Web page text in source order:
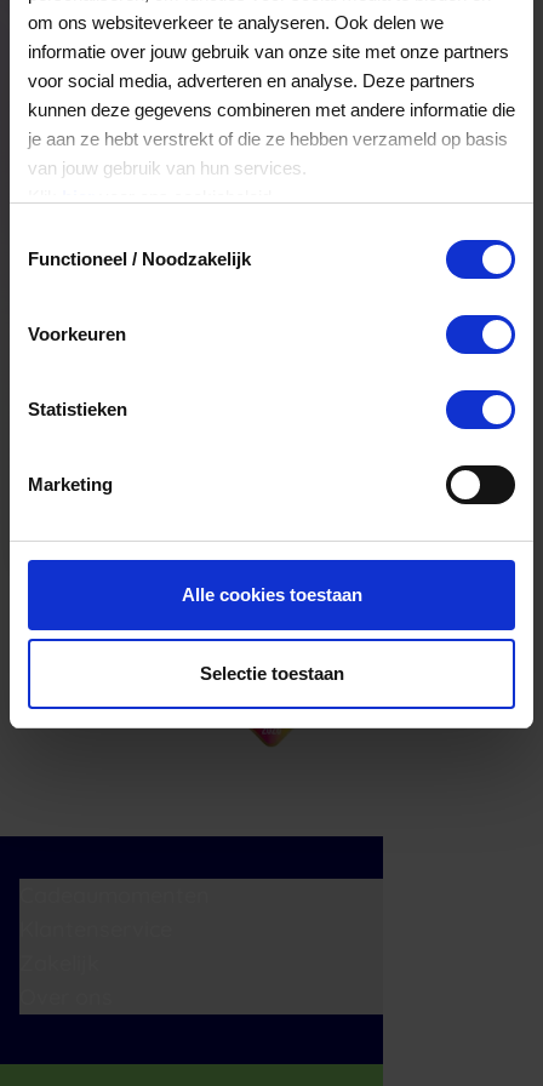
om ons websiteverkeer te analyseren. Ook delen we
informatie over jouw gebruik van onze site met onze partners
voor social media, adverteren en analyse. Deze partners
kunnen deze gegevens combineren met andere informatie die
je aan ze hebt verstrekt of die ze hebben verzameld op basis
van jouw gebruik van hun services.
Functioneel / Noodzakelijk
Voorkeuren
Statistieken
Marketing
Alle cookies toestaan
Selectie toestaan
Veelgestelde Vragen
Kan ik het saldo in delen besteden?
Ja, je mag het saldo van je VVV
cadeaukaart in delen uitgeven.
Hoelang blijft mijn saldo geldig?
Het volledige saldo op de VVV cadeaukaart
is minimaal drie jaar geldig.
Ja, je mag het saldo van je VVV
cadeaukaart in delen uitgeven.